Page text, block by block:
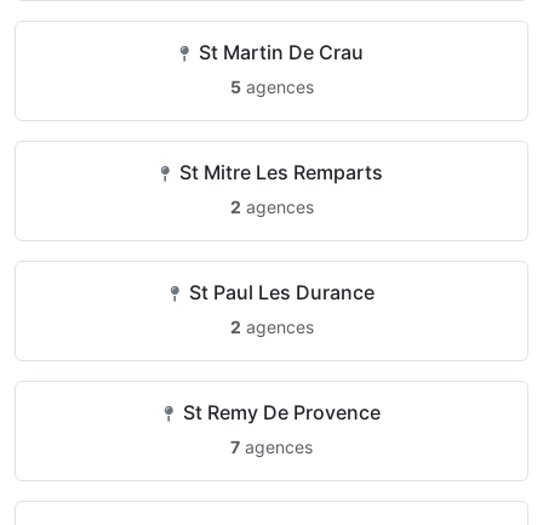
St Martin De Crau
5agences
St Mitre Les Remparts
2 agences
St Paul Les Durance
2 agences
St Remy De Provence
7 agences